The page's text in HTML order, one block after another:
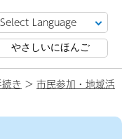
やさしいにほんご
き > 市民参加・地域活